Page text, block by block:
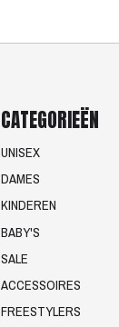
CATEGORIEËN
UNISEX
DAMES
KINDEREN
BABY'S
SALE
ACCESSOIRES
FREESTYLERS